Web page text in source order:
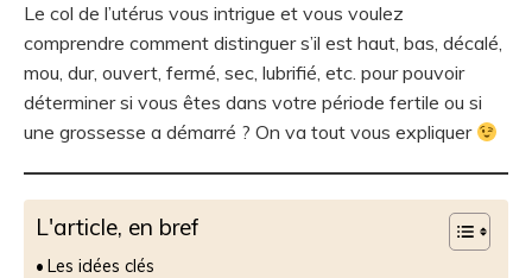
Le col de l’utérus vous intrigue et vous voulez
comprendre comment distinguer s’il est haut, bas, décalé,
mou, dur, ouvert, fermé, sec, lubrifié, etc. pour pouvoir
déterminer si vous êtes dans votre période fertile ou si
une grossesse a démarré ? On va tout vous expliquer
L'article, en bref
Les idées clés